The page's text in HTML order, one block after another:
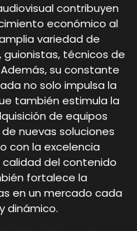
contribuyen
económico al
variedad de
técnicos de
su constante
no solo impulsa la
también estimula la
de equipos
nuevas soluciones
con la excelencia
del contenido
fortalece la
en un mercado cada
dinámico.